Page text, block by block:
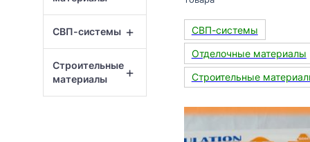
+
СВП-системы
+
Строительные
материалы
СВП-системы
Отделочные материалы
Строительные